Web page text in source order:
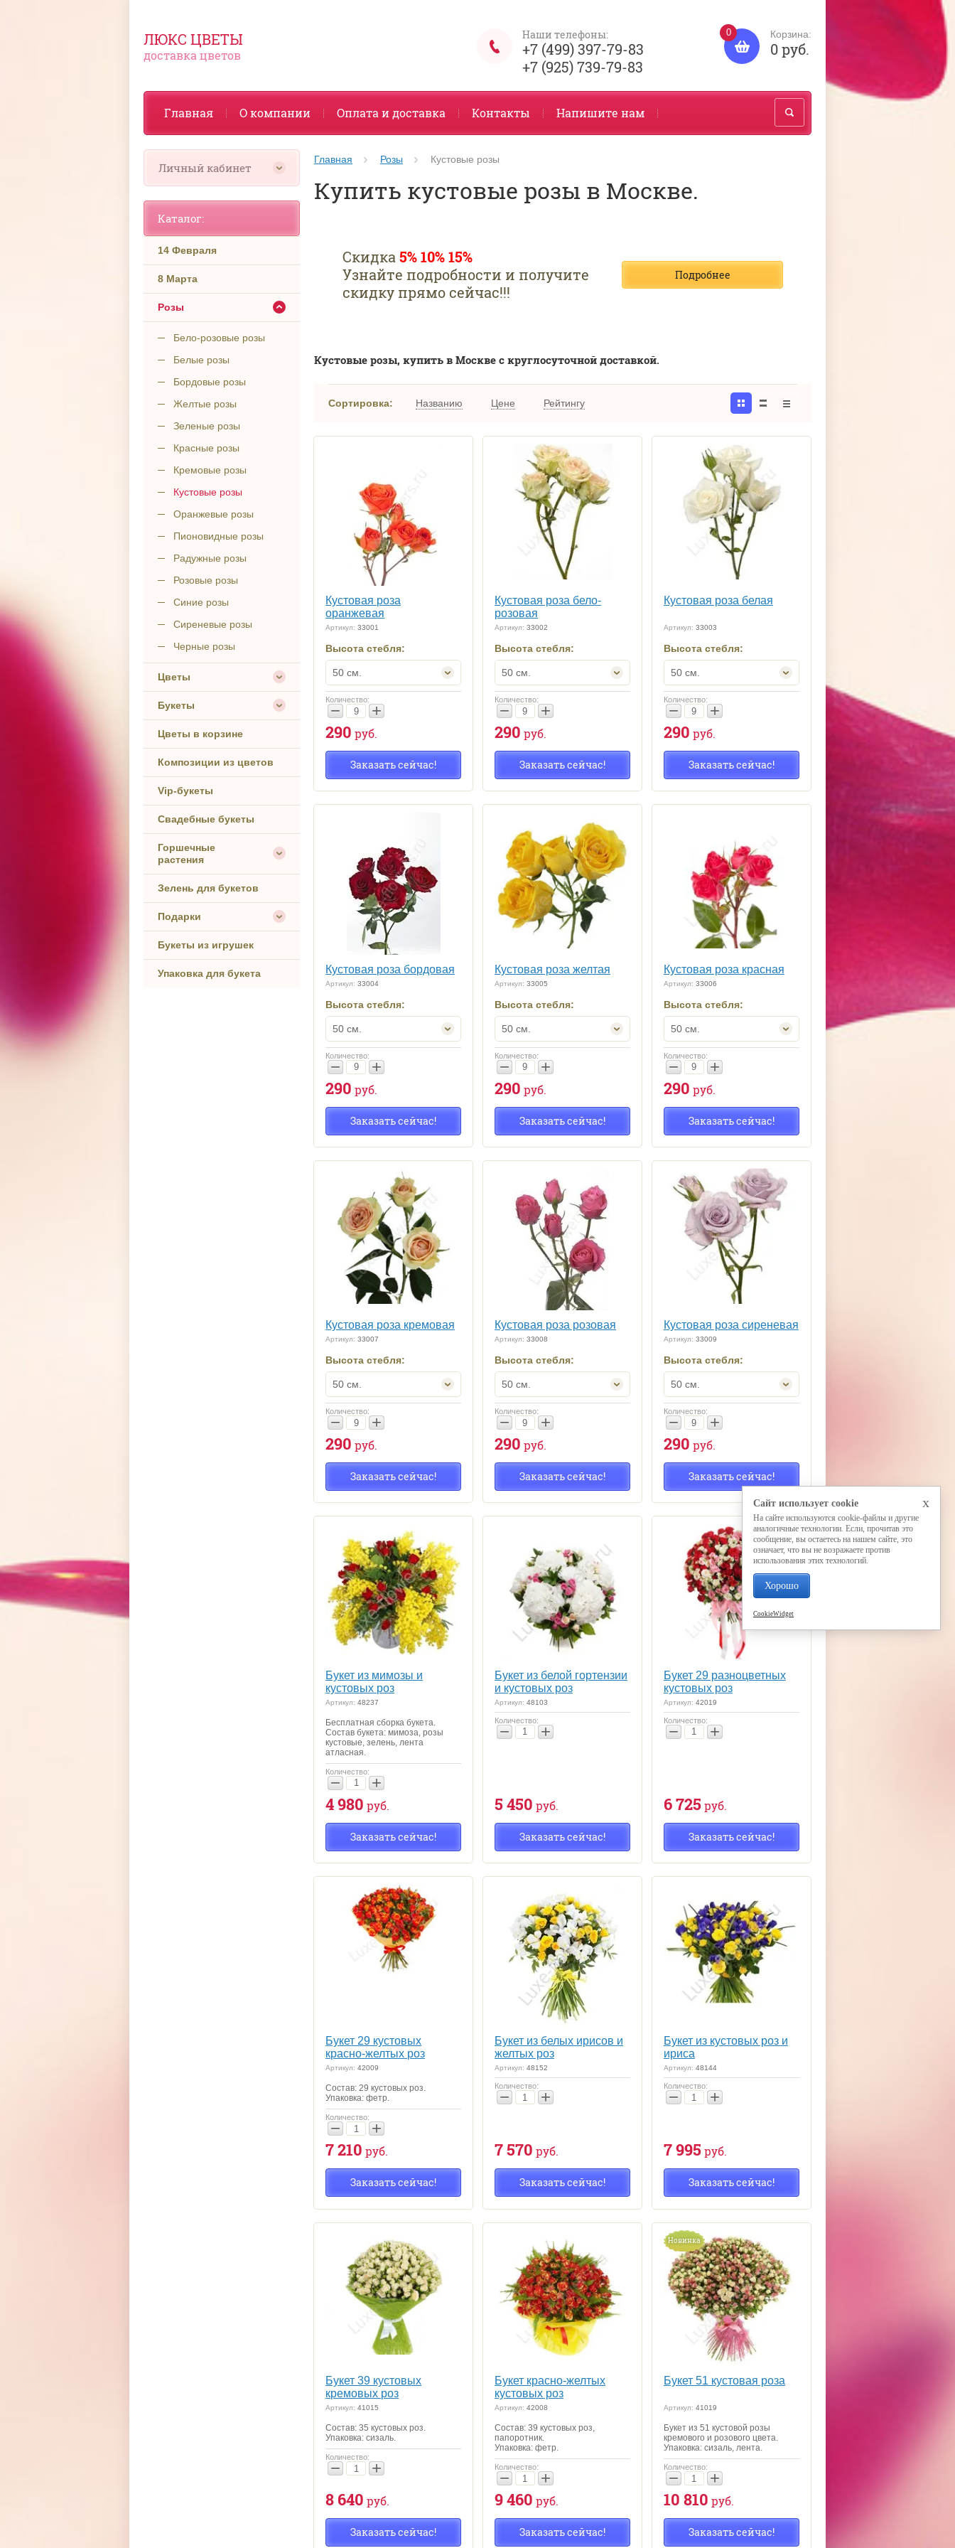
ЛЮКС ЦВЕТЫ
доставка цветов
0 Корзина:
0 руб.
Наши телефоны:
+7 (499) 397-79-83
+7 (925) 739-79-83
Главная О компании Оплата и доставка Контакты Напишите нам
Главная Розы Кустовые розы
Купить кустовые розы в Москве.
Скидка5% 10% 15%
Узнайте подробности и получите
скидку прямо сейчас!!!
Подробнее
Кустовые розы, купить в Москве с круглосуточной доставкой.
Сортировка: Названию Цене Рейтингу
Кустовая роза
оранжевая
Артикул: 33001
Высота стебля:
50 см.
Количество:
− +
290 руб.
Заказать сейчас!
Кустовая роза бело-
розовая
Артикул: 33002
Высота стебля:
50 см.
Количество:
− +
290 руб.
Заказать сейчас!
Кустовая роза белая
Артикул: 33003
Высота стебля:
50 см.
Количество:
− +
290 руб.
Заказать сейчас!
Кустовая роза бордовая
Артикул: 33004
Высота стебля:
50 см.
Количество:
− +
290 руб.
Заказать сейчас!
Кустовая роза желтая
Артикул: 33005
Высота стебля:
50 см.
Количество:
− +
290 руб.
Заказать сейчас!
Кустовая роза красная
Артикул: 33006
Высота стебля:
50 см.
Количество:
− +
290 руб.
Заказать сейчас!
Кустовая роза кремовая
Артикул: 33007
Высота стебля:
50 см.
Количество:
− +
290 руб.
Заказать сейчас!
Кустовая роза розовая
Артикул: 33008
Высота стебля:
50 см.
Количество:
− +
290 руб.
Заказать сейчас!
Кустовая роза сиреневая
Артикул: 33009
Высота стебля:
50 см.
Количество:
− +
290 руб.
Заказать сейчас!
Букет из мимозы и
кустовых роз
Артикул: 48237
Бесплатная сборка букета.
Состав букета: мимоза, розы
кустовые, зелень, лента
атласная.
Количество:
− +
4 980 руб.
Заказать сейчас!
Букет из белой гортензии
и кустовых роз
Артикул: 48103
Количество:
− +
5 450 руб.
Заказать сейчас!
Букет 29 разноцветных
кустовых роз
Артикул: 42019
Количество:
− +
6 725руб.
Заказать сейчас!
Букет 29 кустовых
красно-желтых роз
Артикул: 42009
Состав: 29 кустовых роз.
Упаковка: фетр.
Количество:
− +
7 210 руб.
Заказать сейчас!
Букет из белых ирисов и
желтых роз
Артикул: 48152
Количество:
− +
7 570 руб.
Заказать сейчас!
Букет из кустовых роз и
ириса
Артикул: 48144
Количество:
− +
7 995руб.
Заказать сейчас!
Букет 39 кустовых
кремовых роз
Артикул: 41015
Состав: 35 кустовых роз.
Упаковка: сизаль.
Количество:
− +
8 640 руб.
Заказать сейчас!
Букет красно-желтых
кустовых роз
Артикул: 42008
Состав: 39 кустовых роз,
папоротник.
Упаковка: фетр.
Количество:
− +
9 460 руб.
Заказать сейчас!
Новинка
Букет 51 кустовая роза
Артикул: 41019
Букет из 51 кустовой розы
кремового и розового цвета.
Упаковка: сизаль, лента.
Количество:
− +
10 810 руб.
Заказать сейчас!
Личный кабинет
Каталог:
14 Февраля
8 Марта
Розы
Бело-розовые розы
Белые розы
Бордовые розы
Желтые розы
Зеленые розы
Красные розы
Кремовые розы
Кустовые розы
Оранжевые розы
Пионовидные розы
Радужные розы
Розовые розы
Синие розы
Сиреневые розы
Черные розы
Цветы
Букеты
Цветы в корзине
Композиции из цветов
Vip-букеты
Свадебные букеты
Горшечные
растения
Зелень для букетов
Подарки
Букеты из игрушек
Упаковка для букета
x
Сайт использует cookie
На сайте используются cookie-файлы и другие
аналогичные технологии. Если, прочитав это
сообщение, вы остаетесь на нашем сайте, это
означает, что вы не возражаете против
использования этих технологий.
Хорошо
CookieWidget